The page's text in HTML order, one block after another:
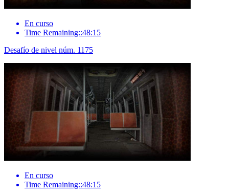
En curso
Time Remaining::48:15
Desafío de nivel núm. 1175
En curso
Time Remaining::48:15